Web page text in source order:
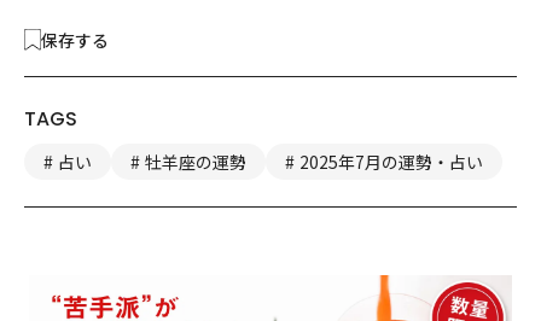
保存する
TAGS
占い 牡羊座の運勢 2025年7月の運勢・占い